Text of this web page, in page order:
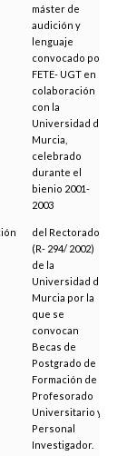
máster de
audición y
lenguaje
convocado por
FETE- UGT en
colaboración
con la
Universidad de
Murcia,
celebrado
durante el
bienio 2001-
2003
del Rectorado
(R- 294/ 2002)
de la
Universidad de
Murcia por la
que se
convocan
Becas de
Postgrado de
Formación de
Profesorado
Universitario y
Personal
Investigador.